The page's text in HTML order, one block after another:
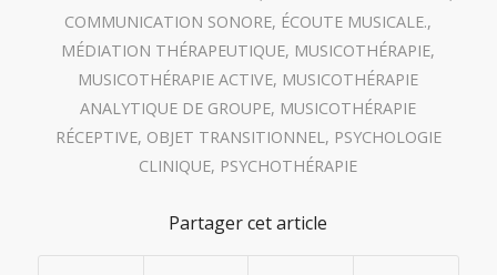
COMMUNICATION SONORE, ÉCOUTE MUSICALE.,
MÉDIATION THÉRAPEUTIQUE, MUSICOTHÉRAPIE,
MUSICOTHÉRAPIE ACTIVE, MUSICOTHÉRAPIE
ANALYTIQUE DE GROUPE, MUSICOTHÉRAPIE
RÉCEPTIVE, OBJET TRANSITIONNEL, PSYCHOLOGIE
CLINIQUE, PSYCHOTHÉRAPIE
Partager cet article